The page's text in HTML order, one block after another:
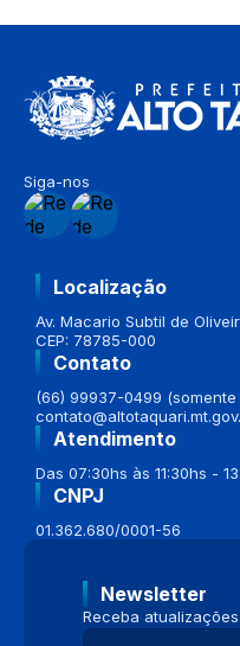
Siga-nos
Localização
Av. Macario Subtil de
CEP: 78785-000
Contato
(66) 99937-0499 (somente
Atendimento
Das 07:30hs às 11:30hs -
CNPJ
01.362.680/0001-56
Newsletter
Receba